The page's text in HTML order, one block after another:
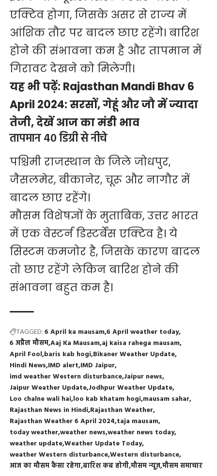
एक्टिव होगा, जिसके असर से राज्य में
आंशिक तौर पर बादल छाए रहेंगे। बारिश
होने की संभावना कम है और तापमान में
गिरावट देखने को मिलेगी।
यह भी पढ़ें: Rajasthan Mandi Bhav 6
April 2024: सरसों, गेहूं और जौ में ज्यादा
तेजी, देखें आज का मंडी भाव
तापमान 40 डिग्री से नीचे
पश्चिमी राजस्थान के जिले जोधपुर,
जैसलमेर, बीकानेर, चूरू और नागौर में
बादल छाए रहेंगे।
मौसम विशेषज्ञों के मुताबिक, उत्तर भारत
में एक वेस्टर्न डिस्टर्बेंस एक्टिव है। ये
सिस्टम कमजोर है, जिसके कारण बादल
तो छाए रहेंगे लेकिन बारिश होने की
संभावना बहुत कम है।
TAGGED:6 April ka mausam6 April weather today
6 अप्रैल मौसमAaj Ka Mausam aj kaisa rahega mausam
April Fool baris kab hogi Bikaner Weather Update
Hindi News IMD alert IMD Jaipur
imd weather Western disturbance Jaipur news
Jaipur Weather Update Jodhpur Weather Update
Loo chalne wali hai loo kab khatam hogi mausam sahar
Rajasthan News in Hindi Rajasthan Weather
Rajasthan Weather 6 April 2024 taja mausam
today weatherweather news weather news today
weather updateWeather Update Today
weather Western disturbanceWestern disturbance
आज का मौसम कैसा रहेगाबारिश कब होगीमौसम न्यूज़मौसम समाचार